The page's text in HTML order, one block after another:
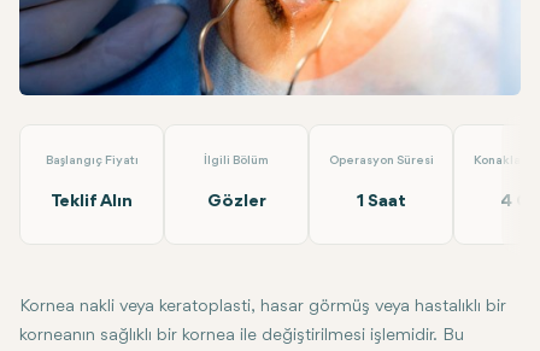
Başlangıç Fiyatı
Teklif Alın
İlgili Bölüm
Gözler
Operasyon Süresi
1 Saat 4
Kornea nakli veya keratoplasti, hasar görmüş veya hastalıklı bir
korneanın sağlıklı bir kornea ile değiştirilmesi işlemidir. Bu